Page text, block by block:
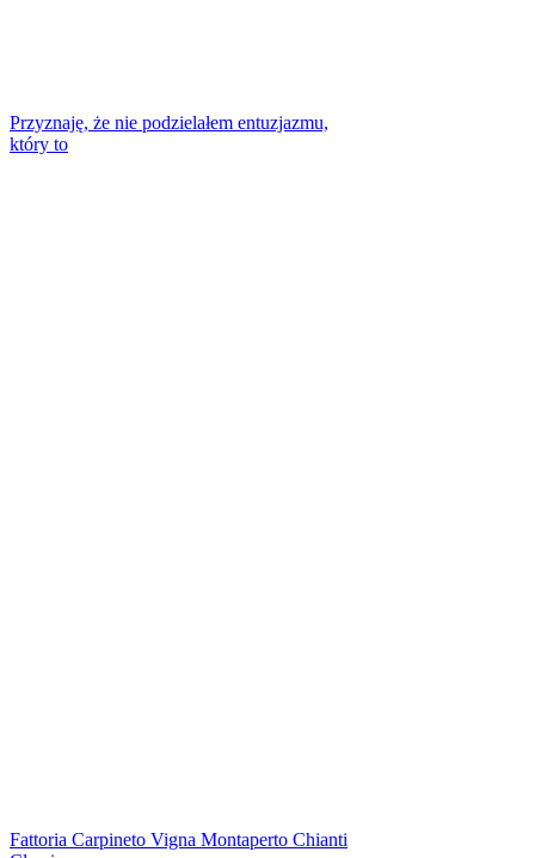
Przyznaję, że nie podzielałem entuzjazmu,
który to
Fattoria Carpineto Vigna Montaperto Chianti